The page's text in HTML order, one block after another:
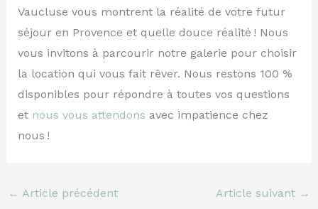
Vaucluse vous montrent la réalité de votre futur
séjour en Provence et quelle douce réalité ! Nous
vous invitons à parcourir notre galerie pour choisir
la location qui vous fait rêver. Nous restons 100 %
disponibles pour répondre à toutes vos questions
et nous vous attendons avec impatience chez
nous !
← Article précédent Article suivant →